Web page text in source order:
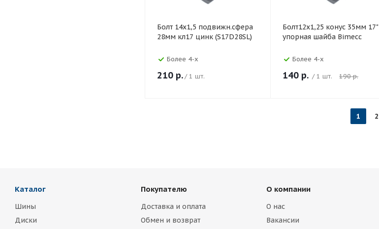
Болт 14х1,5 подвижн.сфера
28мм кл17 цинк (S17D28SL)
Более 4-х
210 р./ 1 шт.
Болт12х1,25 конус 35мм 17"
упорная шайба Bimecc
Более 4-х
140 р. / 1 шт. 190р.
1 2
Каталог
Шины
Диски
Покупателю
Доставка и оплата
Обмен и возврат
О компании
О нас
Вакансии